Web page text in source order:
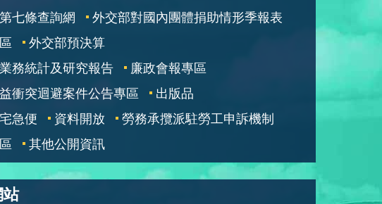
七條查詢網
外交部對國內團體捐助情形季報表
外交部預決算
務統計及研究報告
廉政會報專區
衝突迴避案件公告專區
出版品
急便
資料開放
勞務承攬派駐勞工申訴機制
其他公開資訊
站